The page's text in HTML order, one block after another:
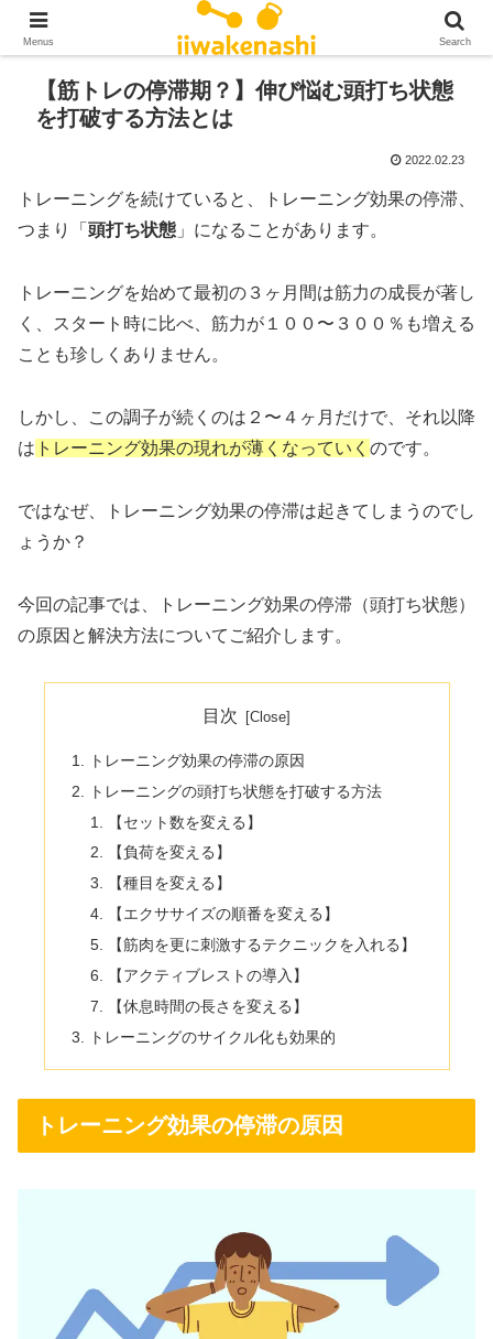
【筋トレの停滞期？】伸び悩む頭打ち状態
を打破する方法とは
2022.02.23
トレーニングを続けていると、トレーニング効果の停滞、
つまり「 頭打ち状態 」になることがあります。
トレーニングを始めて最初の３ヶ月間は筋力の成長が著し
く、スタート時に比べ、筋力が１００〜３００％も増える
ことも珍しくありません。
しかし、この調子が続くのは２〜４ヶ月だけで、それ以降
は トレーニング効果の現れが薄くなっていく のです。
ではなぜ、トレーニング効果の停滞は起きてしまうのでし
ょうか？
今回の記事では、トレーニング効果の停滞（頭打ち状態）
の原因と解決方法についてご紹介します。
目次
トレーニング効果の停滞の原因
トレーニングの頭打ち状態を打破する方法
【セット数を変える】
【負荷を変える】
【種目を変える】
【エクササイズの順番を変える】
【筋肉を更に刺激するテクニックを入れる】
【アクティブレストの導入】
【休息時間の長さを変える】
トレーニングのサイクル化も効果的
トレーニング効果の停滞の原因
Menus Search